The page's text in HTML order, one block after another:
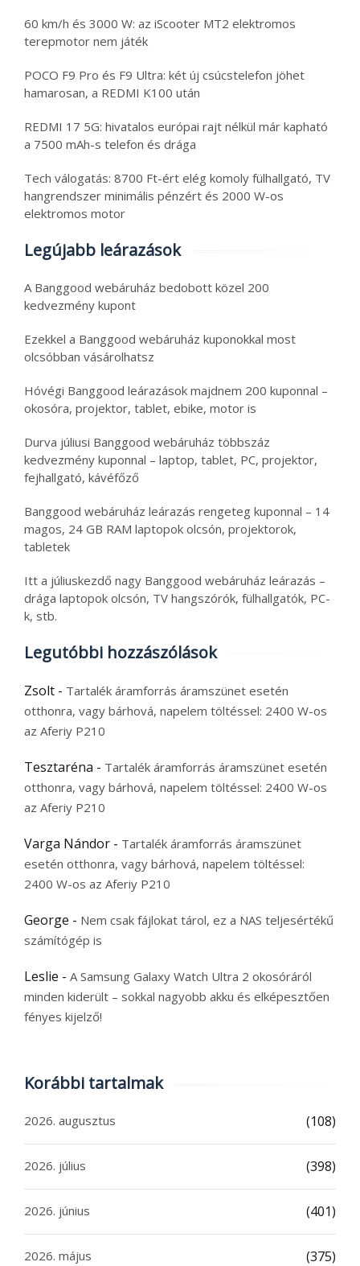
60 km/h és 3000 W: az iScooter MT2 elektromos
terepmotor nem játék
POCO F9 Pro és F9 Ultra: két új csúcstelefon jöhet
hamarosan, a REDMI K100 után
REDMI 17 5G: hivatalos európai rajt nélkül már kapható
a 7500 mAh-s telefon és drága
Tech válogatás: 8700 Ft-ért elég komoly fülhallgató, TV
hangrendszer minimális pénzért és 2000 W-os
elektromos motor
Legújabb leárazások
A Banggood webáruház bedobott közel 200
kedvezmény kupont
Ezekkel a Banggood webáruház kuponokkal most
olcsóbban vásárolhatsz
Hóvégi Banggood leárazások majdnem 200 kuponnal –
okosóra, projektor, tablet, ebike, motor is
Durva júliusi Banggood webáruház többszáz
kedvezmény kuponnal – laptop, tablet, PC, projektor,
fejhallgató, kávéfőző
Banggood webáruház leárazás rengeteg kuponnal – 14
magos, 24 GB RAM laptopok olcsón, projektorok,
tabletek
Itt a júliuskezdő nagy Banggood webáruház leárazás –
drága laptopok olcsón, TV hangszórók, fülhallgatók, PC-
k, stb.
Legutóbbi hozzászólások
Zsolt - Tartalék áramforrás áramszünet esetén
otthonra, vagy bárhová, napelem töltéssel: 2400 W-os
az Aferiy P210
Tesztaréna - Tartalék áramforrás áramszünet esetén
otthonra, vagy bárhová, napelem töltéssel: 2400 W-os
az Aferiy P210
Varga Nándor - Tartalék áramforrás áramszünet
esetén otthonra, vagy bárhová, napelem töltéssel:
2400 W-os az Aferiy P210
George - Nem csak fájlokat tárol, ez a NAS teljesértékű
számítógép is
Leslie - A Samsung Galaxy Watch Ultra 2 okosóráról
minden kiderült – sokkal nagyobb akku és elképesztően
fényes kijelző!
Korábbi tartalmak
2026. augusztus (108)
2026. július (398)
2026. június (401)
2026. május (375)